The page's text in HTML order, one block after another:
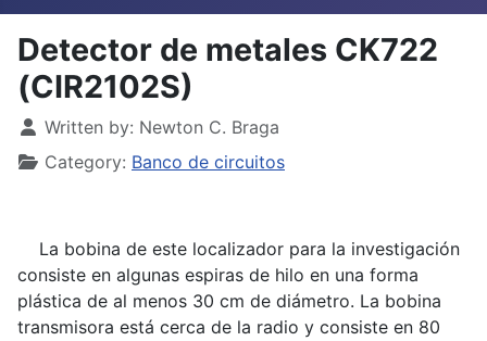
Detector de metales CK722
(CIR2102S)
Details
Written by: Newton C. Braga
Category: Banco de circuitos
La bobina de este localizador para la investigación
consiste en algunas espiras de hilo en una forma
plástica de al menos 30 cm de diámetro. La bobina
transmisora está cerca de la radio y consiste en 80